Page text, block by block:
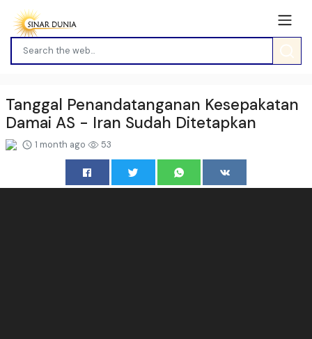
Tanggal Penandatanganan Kesepakatan
Damai AS - Iran Sudah Ditetapkan
1 month ago 53